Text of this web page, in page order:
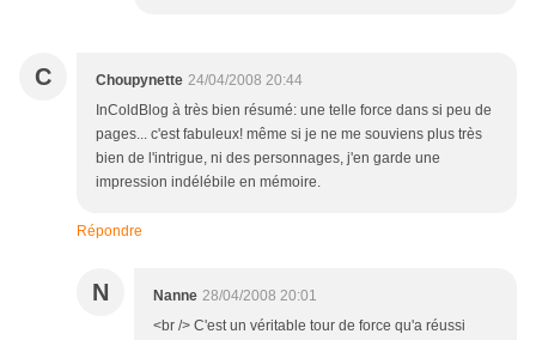
C Choupynette 24/04/2008 20:44
InColdBlog à très bien résumé: une telle force dans si peu de
pages... c'est fabuleux! même si je ne me souviens plus très
bien de l'intrigue, ni des personnages, j'en garde une
impression indélébile en mémoire.
Répondre
N Nanne 28/04/2008 20:01
<br /> C'est un véritable tour de force qu'a réussi